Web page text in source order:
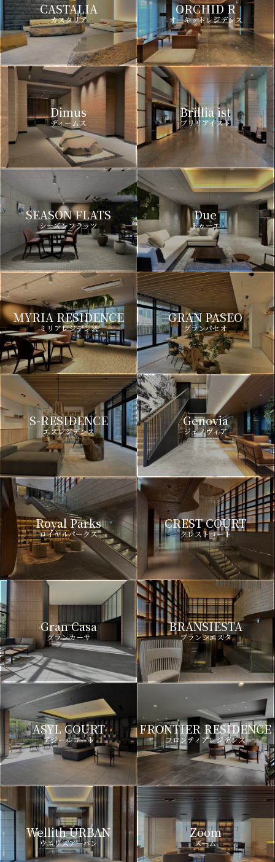
CASTALIA
カスタリア
ORCHID R
オーキッドレジデンス
Dimus
ディームス
Brillia ist
ブリリアイスト
SEASON FLATS
シーズンフラッツ
Due
ドゥーエ
MYRIA RESIDENCE
ミリアレジデンス
GRAN PASEO
グランパセオ
S-RESIDENCE
エスレジデンス
Genovia
ジェノヴィア
Royal Parks
ロイヤルパークス
CREST COURT
クレストコート
Gran Casa
グランカーサ
BRANSIESTA
ブランシエスタ
ASYL COURT
アジールコート
FRONTIER RESIDENCE
フロンティアレジデンス
Wellith URBAN
ウエリスアーバン
Zoom
ズーム